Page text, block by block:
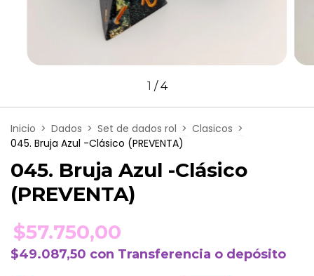
1 /4
Inicio > Dados > Set de dados rol > Clasicos >
045. Bruja Azul -Clásico (PREVENTA)
045. Bruja Azul -Clásico
(PREVENTA)
$57.750,00
$49.087,50 con Transferencia o depósito